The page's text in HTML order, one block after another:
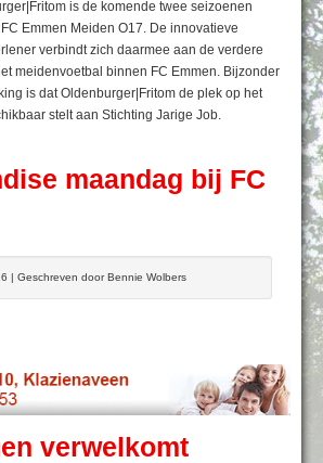
is de komende twee seizoenen
Emmen Meiden O17. De innovatieve
verbindt zich daarmee aan de verdere
meidenvoetbal binnen FC Emmen. Bijzonder
is dat Oldenburger|Fritom de plek op het
stelt aan Stichting Jarige Job.
maandag bij FC
| Geschreven door Bennie Wolbers
verwelkomt